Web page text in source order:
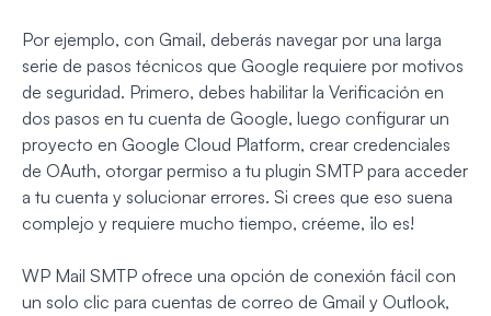
Por ejemplo, con Gmail, deberás navegar por una larga
serie de pasos técnicos que Google requiere por motivos
de seguridad. Primero, debes habilitar la Verificación en
dos pasos en tu cuenta de Google, luego configurar un
proyecto en Google Cloud Platform, crear credenciales
de OAuth, otorgar permiso a tu plugin SMTP para acceder
a tu cuenta y solucionar errores. Si crees que eso suena
complejo y requiere mucho tiempo, créeme, ¡lo es!
WP Mail SMTP ofrece una opción de conexión fácil con
un solo clic para cuentas de correo de Gmail y Outlook,